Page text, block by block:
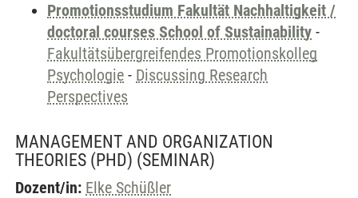
Promotionsstudium Fakultät Nachhaltigkeit /
doctoral courses School of Sustainability -
Fakultätsübergreifendes Promotionskolleg
Psychologie - Discussing Research
Perspectives
MANAGEMENT AND ORGANIZATION
THEORIES (PHD) (SEMINAR)
Dozent/in: Elke Schüßler